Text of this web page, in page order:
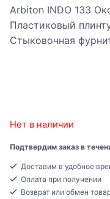
Arbiton INDO 133
Пластиковый
Стыковочная
Нет в наличии
Подтвердим заказ в
Доставим в удобное
Оплата при получении
Возврат или обмен